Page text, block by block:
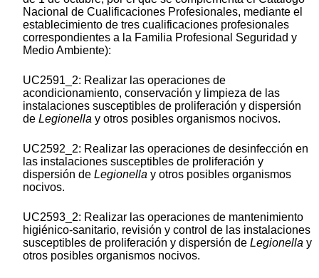
Nacional de Cualificaciones Profesionales, mediante el
establecimiento de tres cualificaciones profesionales
correspondientes a la Familia Profesional Seguridad y
Medio Ambiente):
UC2591_2: Realizar las operaciones de
acondicionamiento, conservación y limpieza de las
instalaciones susceptibles de proliferación y dispersión
de Legionella y otros posibles organismos nocivos.
UC2592_2: Realizar las operaciones de desinfección en
las instalaciones susceptibles de proliferación y
dispersión de Legionella y otros posibles organismos
nocivos.
UC2593_2: Realizar las operaciones de mantenimiento
higiénico-sanitario, revisión y control de las instalaciones
susceptibles de proliferación y dispersión de Legionella y
otros posibles organismos nocivos.